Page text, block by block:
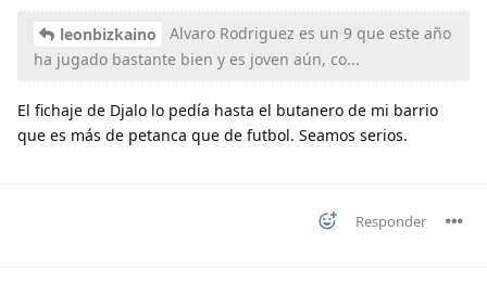
leonbizkaino
Alvaro Rodriguez es un 9 que este año
ha jugado bastante bien y es joven aún, co...
El fichaje de Djalo lo pedía hasta el butanero de mi barrio
que es más de petanca que de futbol. Seamos serios.
Responder